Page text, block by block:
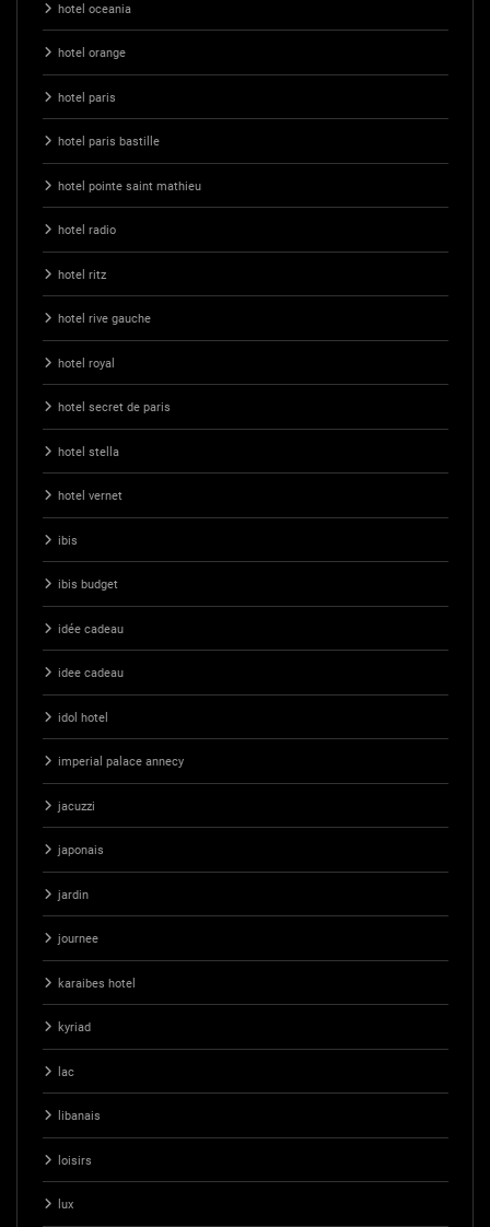
hotel oceania
hotel orange
hotel paris
hotel paris bastille
hotel pointe saint mathieu
hotel radio
hotel ritz
hotel rive gauche
hotel royal
hotel secret de paris
hotel stella
hotel vernet
ibis
ibis budget
idée cadeau
idee cadeau
idol hotel
imperial palace annecy
jacuzzi
japonais
jardin
journee
karaibes hotel
kyriad
lac
libanais
loisirs
lux